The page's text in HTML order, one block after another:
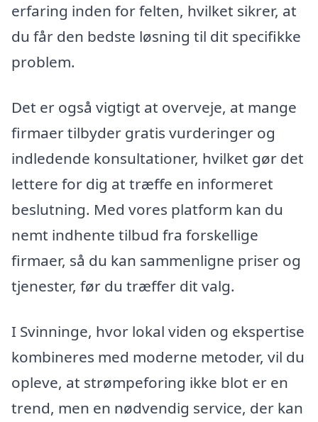
erfaring inden for felten, hvilket sikrer, at
du får den bedste løsning til dit specifikke
problem.
Det er også vigtigt at overveje, at mange
firmaer tilbyder gratis vurderinger og
indledende konsultationer, hvilket gør det
lettere for dig at træffe en informeret
beslutning. Med vores platform kan du
nemt indhente tilbud fra forskellige
firmaer, så du kan sammenligne priser og
tjenester, før du træffer dit valg.
I Svinninge, hvor lokal viden og ekspertise
kombineres med moderne metoder, vil du
opleve, at strømpeforing ikke blot er en
trend, men en nødvendig service, der kan